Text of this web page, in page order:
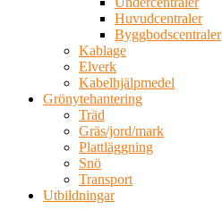
Huvudcentraler
Byggbodscentraler
Kablage
Elverk
Kabelhjälpmedel
Grönytehantering
Träd
Gräs/jord/mark
Plattläggning
Snö
Transport
Utbildningar